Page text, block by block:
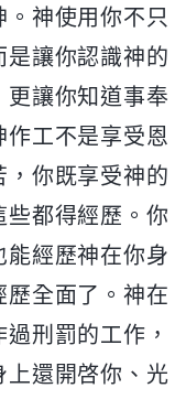
神使用你不只
讓你認識神的
讓你知道事奉
工不是享受恩
你既享受神的
些都得經歷。你
經歷神在你身
歷全面了。神在
刑罰的工作，
上還開啓你、光